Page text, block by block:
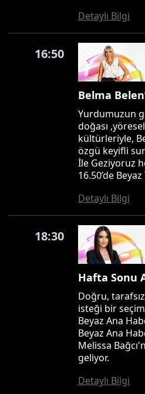
Detaylı Bilgi
16:50
Belma
Yurdumuzun
doğası
kültürleriyle,
özgü keyifli
İle Geziyoruz
16.50’de
Detaylı Bilgi
18:30
Hafta Sonu
Doğru,
isteği bir
Beyaz Ana
Beyaz Ana
Melissa
geliyor.
Detaylı Bilgi